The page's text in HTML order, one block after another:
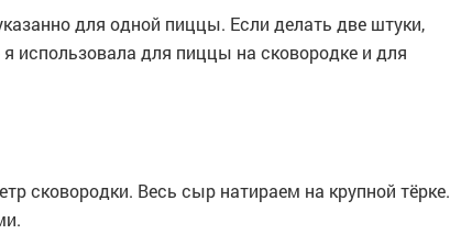
для одной пиццы. Если делать две штуки,
использовала для пиццы на сковородке и для
сковородки. Весь сыр натираем на крупной тёрке.